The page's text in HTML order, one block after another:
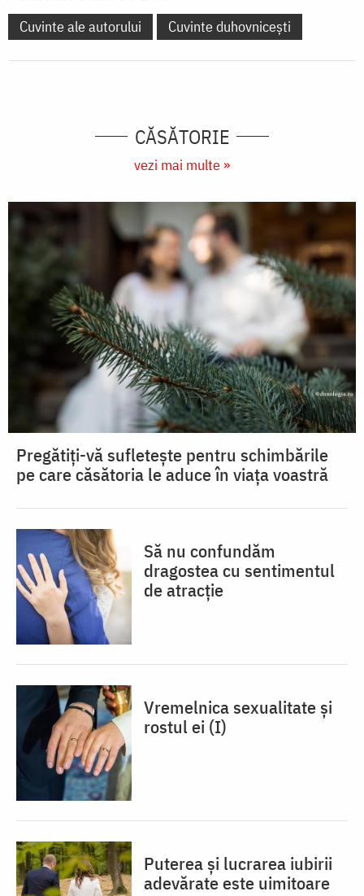
Cuvinte ale autorului Cuvinte duhovnicești
CĂSĂTORIE
vezi mai multe »
Pregătiți-vă sufletește pentru schimbările
pe care căsătoria le aduce în viața voastră
Să nu confundăm
dragostea cu sentimentul
de atracție
Vremelnica sexualitate și
rostul ei (I)
Puterea și lucrarea iubirii
adevărate este uimitoare